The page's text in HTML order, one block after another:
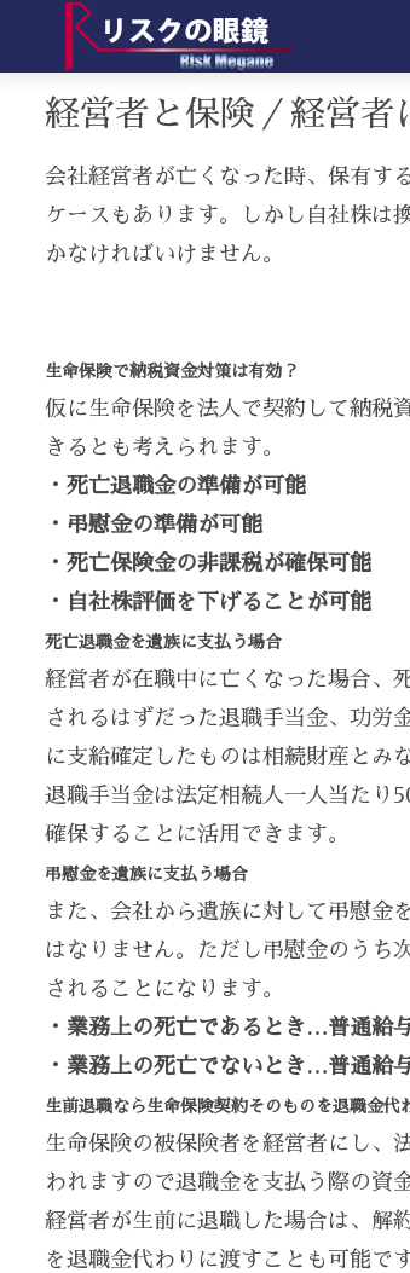
経営者と保険／経営者
会社経営者が亡くなった時、保有す
ケースもあります。しかし自社株は
かなければいけません。
生命保険で納税資金対策は有効？
仮に生命保険を法人で契約して納税
きるとも考えられます。
・死亡退職金の準備が可能
・弔慰金の準備が可能
・死亡保険金の非課税が確保可能
・自社株評価を下げることが可能
死亡退職金を遺族に支払う場合
経営者が在職中に亡くなった場合、
されるはずだった退職手当金、功労
に支給確定したものは相続財産とみ
退職手当金は法定相続人一人当たり
確保することに活用できます。
弔慰金を遺族に支払う場合
また、会社から遺族に対して弔慰金
はなりません。ただし弔慰金のうち
されることになります。
・業務上の死亡であるとき…普通給
・業務上の死亡でないとき…普通給
生前退職なら生命保険契約そのものを退職金代
生命保険の被保険者を経営者にし、
われますので退職金を支払う際の資
経営者が生前に退職した場合は、解
を退職金代わりに渡すことも可能です